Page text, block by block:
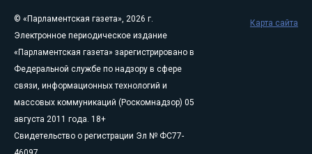
© «Парламентская газета», 2026 г.
Электронное периодическое издание
«Парламентская газета» зарегистрировано в
Федеральной службе по надзору в сфере
связи, информационных технологий и
массовых коммуникаций (Роскомнадзор) 05
августа 2011 года. 18+
Свидетельство о регистрации Эл № ФС77-
Карта сайта